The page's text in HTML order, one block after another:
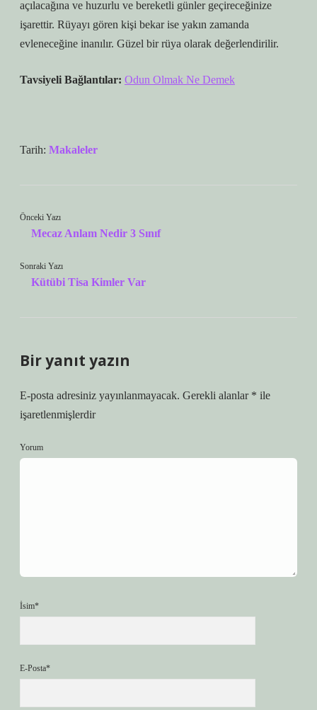
açılacağına ve huzurlu ve bereketli günler geçireceğinize
işarettir. Rüyayı gören kişi bekar ise yakın zamanda
evleneceğine inanılır. Güzel bir rüya olarak değerlendirilir.
Tavsiyeli Bağlantılar: Odun Olmak Ne Demek
Tarih: Makaleler
Önceki Yazı
Mecaz Anlam Nedir 3 Sınıf
Sonraki Yazı
Kütübi Tisa Kimler Var
Bir yanıt yazın
E-posta adresiniz yayınlanmayacak. Gerekli alanlar * ile
işaretlenmişlerdir
Yorum
İsim*
E-Posta*